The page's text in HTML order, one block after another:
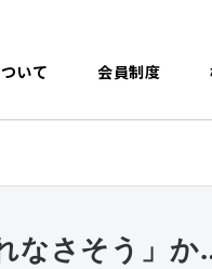
いて 会員制度
なさそう」